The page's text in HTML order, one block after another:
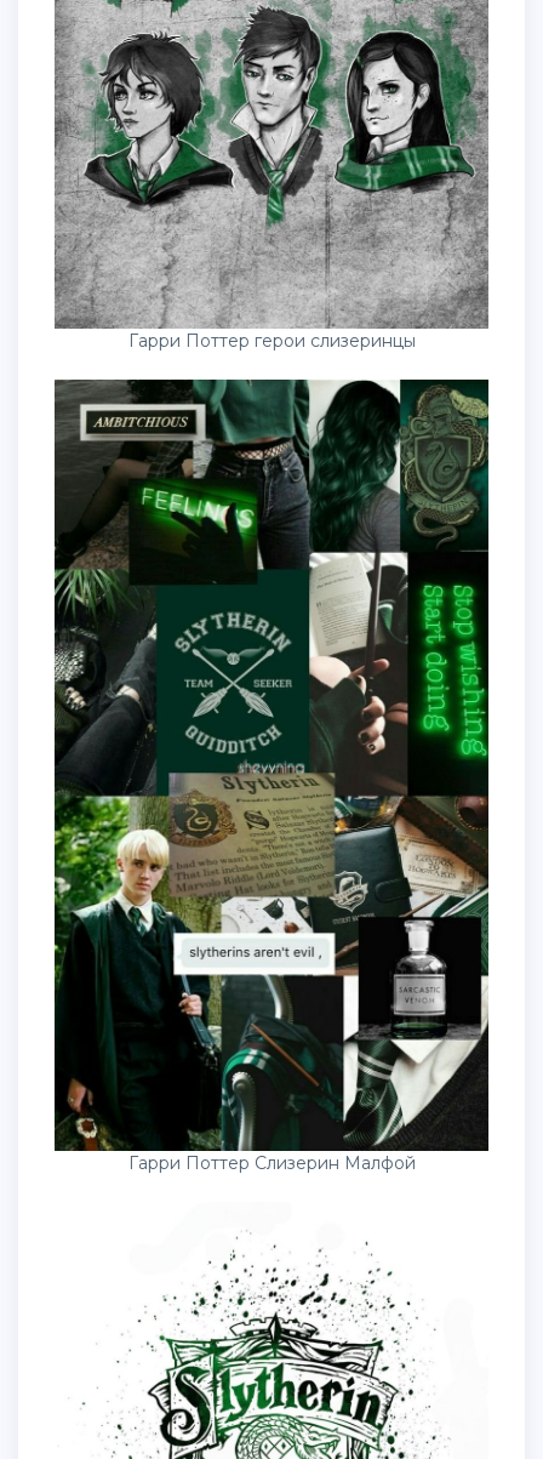
Гарри Поттер герои слизеринцы
Гарри Поттер Слизерин Малфой